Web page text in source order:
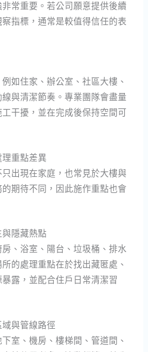
常重要。若公司願意提供後續
指標，通常是較值得信任的表
如住家、辦公室、社區大樓、
與清潔節奏。專業團隊會盡量
干擾，並在完成後保持空間可
重點差異
出現在家庭，也常見於大樓與
期待不同，因此施作重點也會
隱藏熱點
、浴室、陽台、垃圾桶、排水
的處理重點在於找出藏匿處、
露，並配合住戶日常清潔習
與管線路徑
室、機房、樓梯間、管道間、